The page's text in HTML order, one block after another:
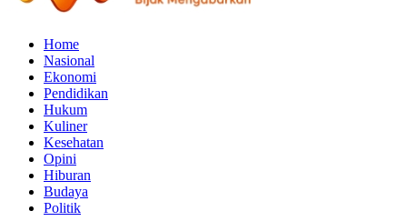
Home
Nasional
Ekonomi
Pendidikan
Hukum
Kuliner
Kesehatan
Opini
Hiburan
Budaya
Politik